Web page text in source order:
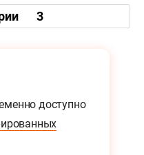
3
доступно